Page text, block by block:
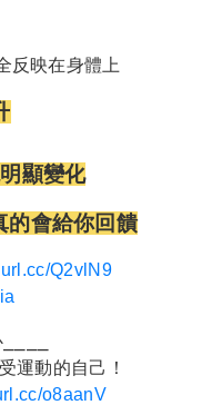
反映在身體上
顯變化
的會給你回饋
Q2vlN9
運動的自己！
o8aanV